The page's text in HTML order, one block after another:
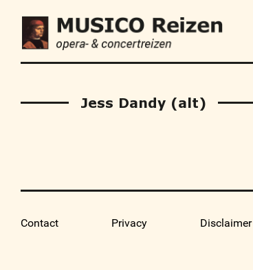
Jess Dandy (alt)
Contact Privacy Disclaimer